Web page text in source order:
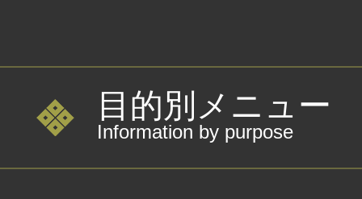
2026年07月30日
令和7年度 近江八幡市消費生活
2026年07月28日
目的別メニュー
Information by purpose